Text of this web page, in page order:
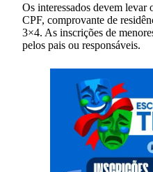
Os interessados devem levar
CPF, comprovante de
3×4. As inscrições de
pelos pais ou responsáveis.